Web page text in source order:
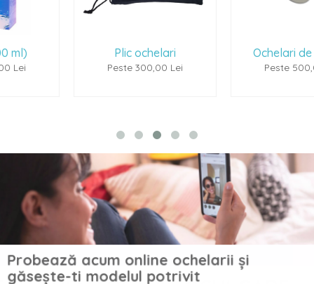
Plic ochelari
Peste 300,00 Lei
Ochelari de soare 1
Peste 500,00 Lei
Probează acum online ochelarii și
găsește-ti modelul potrivit